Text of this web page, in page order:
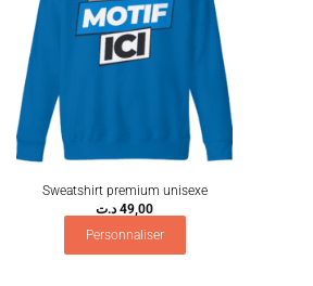
Sweatshirt premium unisexe
49,00 د.ت
Personnaliser